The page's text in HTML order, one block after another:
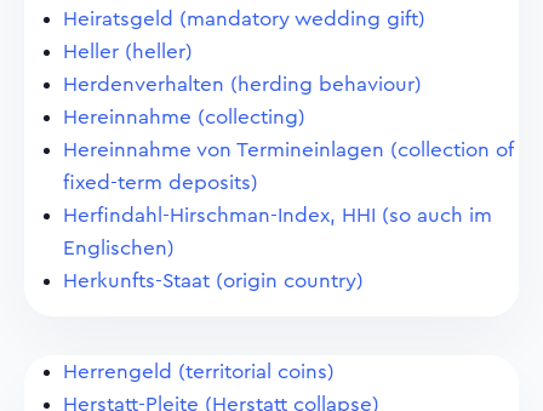
Heiratsgeld (mandatory wedding gift)
Heller (heller)
Herdenverhalten (herding behaviour)
Hereinnahme (collecting)
Hereinnahme von Termineinlagen (collection of
fixed-term deposits)
Herfindahl-Hirschman-Index, HHI (so auch im
Englischen)
Herkunfts-Staat (origin country)
Herrengeld (territorial coins)
Herstatt-Pleite (Herstatt collapse)